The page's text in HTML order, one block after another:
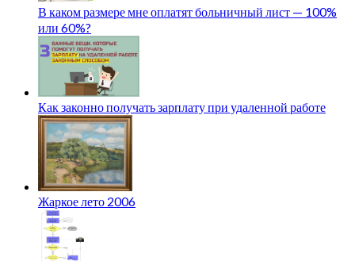
В каком размере мне оплатят больничный лист — 100%
или 60%?
Как законно получать зарплату при удаленной работе
Жаркое лето 2006